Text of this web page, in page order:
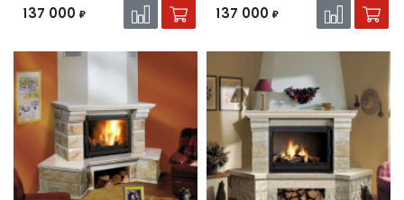
137 000 ₽ 137 000 ₽